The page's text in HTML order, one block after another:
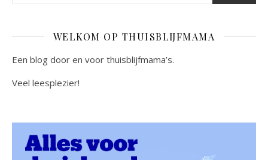
WELKOM OP THUISBLIJFMAMA
Een blog door en voor thuisblijfmama’s.
Veel leesplezier!